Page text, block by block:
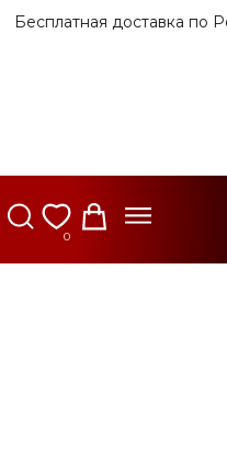
Бесплатная доставка по
0